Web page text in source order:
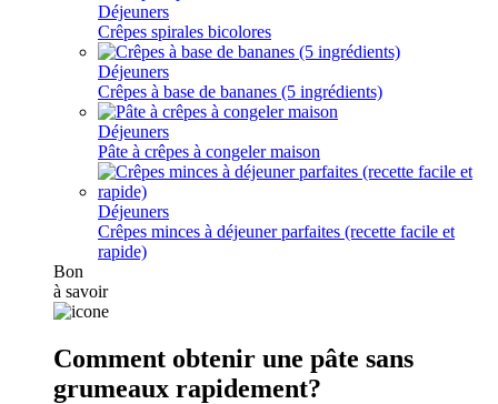
Déjeuners
Crêpes spirales bicolores
Déjeuners
Crêpes à base de bananes (5 ingrédients)
Déjeuners
Pâte à crêpes à congeler maison
Déjeuners
Crêpes minces à déjeuner parfaites (recette facile et
rapide)
Bon
à savoir
Comment obtenir une pâte sans
grumeaux rapidement?